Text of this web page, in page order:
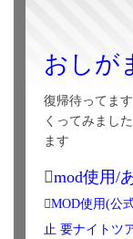
おしが
復帰待ってま
くってみまし
ます
mod使用/
MOD使用(公
止 要ナイトツ